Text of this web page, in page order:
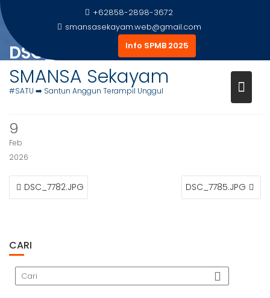
Skip
to
content
+62858-2898-3672
smansasekayam.web@gmail.com
Info SPMB 2025
SMANSA Sekayam
#SATU ➡️ Santun Anggun Terampil Unggul
DSC_7784.JPG
Home Foto Siswa DSC_7784.JPG
9
Feb
2026
NAVIGASI
POSDSC_7782.JPG DSC_7785.JPG
CARI